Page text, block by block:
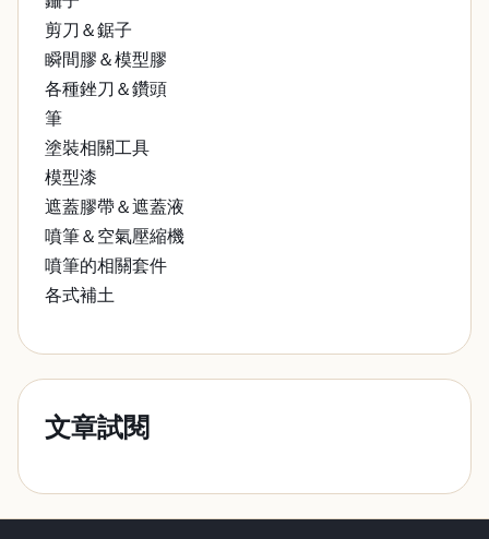
剪刀＆鋸子
瞬間膠＆模型膠
各種銼刀＆鑽頭
筆
塗裝相關工具
模型漆
遮蓋膠帶＆遮蓋液
噴筆＆空氣壓縮機
噴筆的相關套件
各式補土
文章試閱